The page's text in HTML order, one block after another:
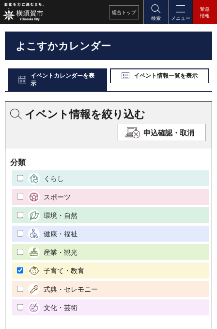
総合 トップ
検索
メニュー
緊急
情報
よこすかカレンダー
イベントカレンダーを表
示
イベント情報一覧を表示
イベント情報を絞り込む
申込確認・取消
分類
くらし
スポーツ
環境・自然
健康・福祉
産業・観光
子育て・教育
式典・セレモニー
文化・芸術